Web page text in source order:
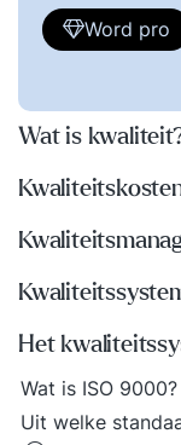
Word pro
Wat is
Het
Wat is ISO 9000?
Uit welke